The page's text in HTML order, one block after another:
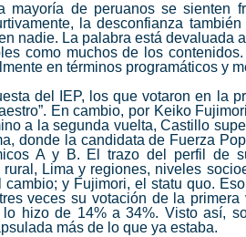
mayoría de peruanos se sienten
la desconfianza
nadie. La palabra está devaluada
como muchos de los
en términos programáticos y
del IEP, los que votaron en la
En cambio, por Keiko Fujimori
a la segunda vuelta, Castillo
donde la candidata de Fuerza
A y B. El trazo del perfil de
Lima y regiones, niveles
cambio; y Fujimori, el statu quo.
veces su votación de la
lo hizo de 14% a 34%. Visto así,
más de lo que ya estaba.